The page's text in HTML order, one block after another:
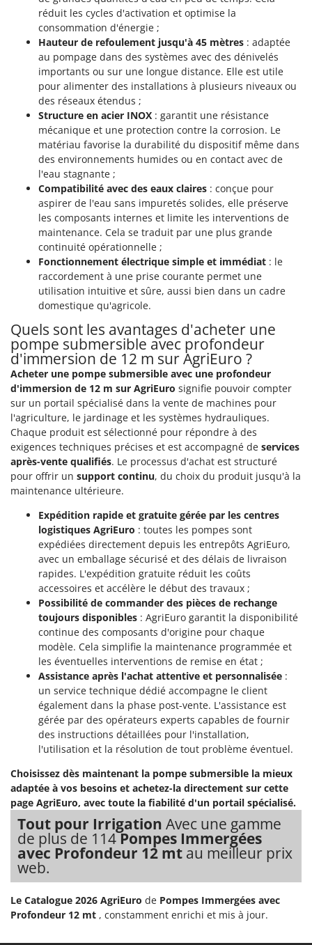
Stiga
Stocker
Sunseeker
Tecla
TecnoGen
Tellarini Pompe
Telwin
Tenco
Tineco
Titania
Tornado
Tre Spade
Trev - Abrek - TecnoVIR
Trotec
Troy-Bilt
U
Udor
Unger
V
Verdemax
Vesco
Volpi
Waldner
Weber
WIDU
Wiper EcoRobot
Wolf Garten
Wortex
Worx
Yard Force
Zanon
Zephir
Zodiac
Zomax
réduit les cycles d'activation et optimise la
consommation d'énergie ;
Hauteur de refoulement jusqu'à 45 mètres : adaptée
au pompage dans des systèmes avec des dénivelés
importants ou sur une longue distance. Elle est utile
pour alimenter des installations à plusieurs niveaux ou
des réseaux étendus ;
Structure en acier INOX : garantit une résistance
mécanique et une protection contre la corrosion. Le
matériau favorise la durabilité du dispositif même dans
des environnements humides ou en contact avec de
l'eau stagnante ;
Compatibilité avec des eaux claires : conçue pour
aspirer de l'eau sans impuretés solides, elle préserve
les composants internes et limite les interventions de
maintenance. Cela se traduit par une plus grande
continuité opérationnelle ;
Fonctionnement électrique simple et immédiat : le
raccordement à une prise courante permet une
utilisation intuitive et sûre, aussi bien dans un cadre
domestique qu'agricole.
Quels sont les avantages d'acheter une
pompe submersible avec profondeur
d'immersion de 12 m sur AgriEuro ?
Acheter une pompe submersible avec une profondeur
d'immersion de 12 m sur AgriEuro signifie pouvoir compter
sur un portail spécialisé dans la vente de machines pour
l'agriculture, le jardinage et les systèmes hydrauliques.
Chaque produit est sélectionné pour répondre à des
exigences techniques précises et est accompagné de services
après-vente qualifiés. Le processus d'achat est structuré
pour offrir un support continu, du choix du produit jusqu'à la
maintenance ultérieure.
Expédition rapide et gratuite gérée par les centres
logistiques AgriEuro : toutes les pompes sont
expédiées directement depuis les entrepôts AgriEuro,
avec un emballage sécurisé et des délais de livraison
rapides. L'expédition gratuite réduit les coûts
accessoires et accélère le début des travaux ;
Possibilité de commander des pièces de rechange
toujours disponibles : AgriEuro garantit la disponibilité
continue des composants d'origine pour chaque
modèle. Cela simplifie la maintenance programmée et
les éventuelles interventions de remise en état ;
Assistance après l'achat attentive et personnalisée :
un service technique dédié accompagne le client
également dans la phase post-vente. L'assistance est
gérée par des opérateurs experts capables de fournir
des instructions détaillées pour l'installation,
l'utilisation et la résolution de tout problème éventuel.
Choisissez dès maintenant la pompe submersible la mieux
adaptée à vos besoins et achetez-la directement sur cette
page AgriEuro, avec toute la fiabilité d'un portail spécialisé.
Tout pour Irrigation Avec une gamme
de plus de 114Pompes Immergées
avec Profondeur 12 mt au meilleur prix
web.
Le Catalogue 2026 AgriEuro de Pompes Immergées avec
Profondeur 12 mt , constamment enrichi et mis à jour.